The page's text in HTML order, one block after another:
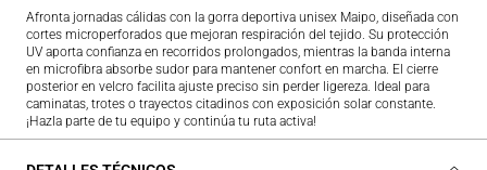
Afronta jornadas cálidas con la gorra deportiva unisex Maipo, diseñada con
cortes microperforados que mejoran respiración del tejido. Su protección
UV aporta confianza en recorridos prolongados, mientras la banda interna
en microfibra absorbe sudor para mantener confort en marcha. El cierre
posterior en velcro facilita ajuste preciso sin perder ligereza. Ideal para
caminatas, trotes o trayectos citadinos con exposición solar constante.
¡Hazla parte de tu equipo y continúa tu ruta activa!